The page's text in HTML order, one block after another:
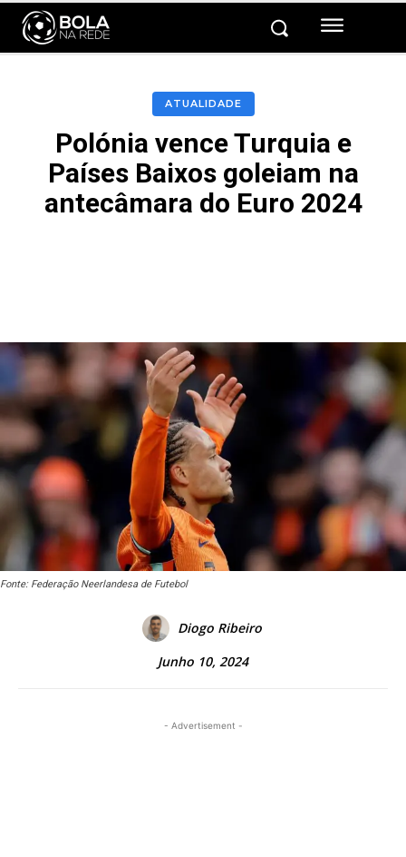
ATUALIDADE
Polónia vence Turquia e
Países Baixos goleiam na
antecâmara do Euro 2024
Fonte: Federação Neerlandesa de Futebol
Diogo Ribeiro
Junho 10, 2024
- Advertisement -